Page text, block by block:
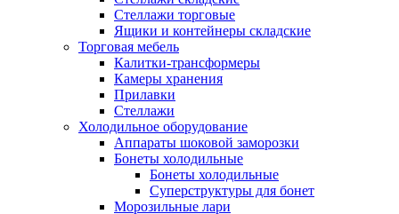
Стеллажи торговые
Ящики и контейнеры складские
Торговая мебель
Калитки-трансформеры
Камеры хранения
Прилавки
Стеллажи
Холодильное оборудование
Аппараты шоковой заморозки
Бонеты холодильные
Бонеты холодильные
Суперструктуры для бонет
Морозильные лари